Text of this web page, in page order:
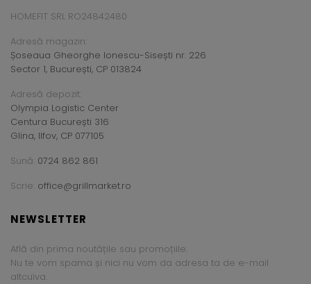
HOMEFIT SRL RO24842480
Adresă magazin:
Șoseaua Gheorghe Ionescu-Sisești nr. 226
Sector 1, București, CP 013824
Adresă depozit:
Olympia Logistic Center
Centura București 316
Glina, Ilfov, CP 077105
Sună: 0724 862 861
Scrie: office@grillmarket.ro
NEWSLETTER
Află din prima noutățile sau promoțiile.
Nu te vom spama și nici nu vom da adresa ta de e-mail
altcuiva.